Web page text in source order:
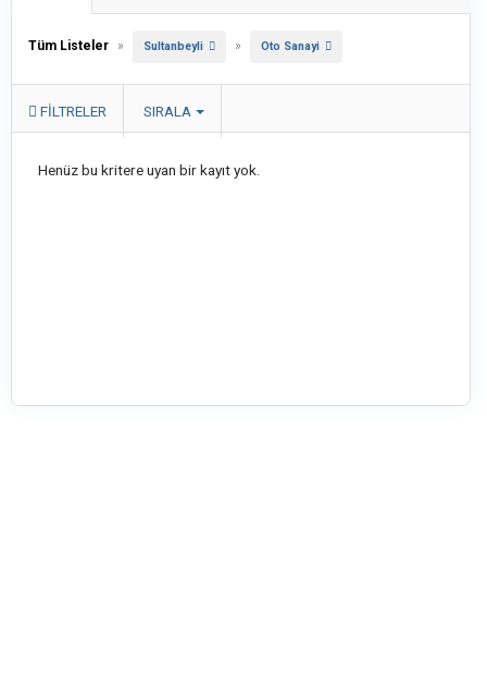
Tüm Listeler » Sultanbeyli » Oto Sanayi
FILTRELER SIRALA
Henüz bu kritere uyan bir kayıt yok.